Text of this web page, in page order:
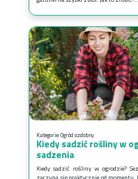
Kategorie:Ogród ozdobny
Kiedy sadzić rośliny w
sadzenia
Kiedy sadzić rośliny w ogrodzie?
zaczyna się praktycznie od momentu,